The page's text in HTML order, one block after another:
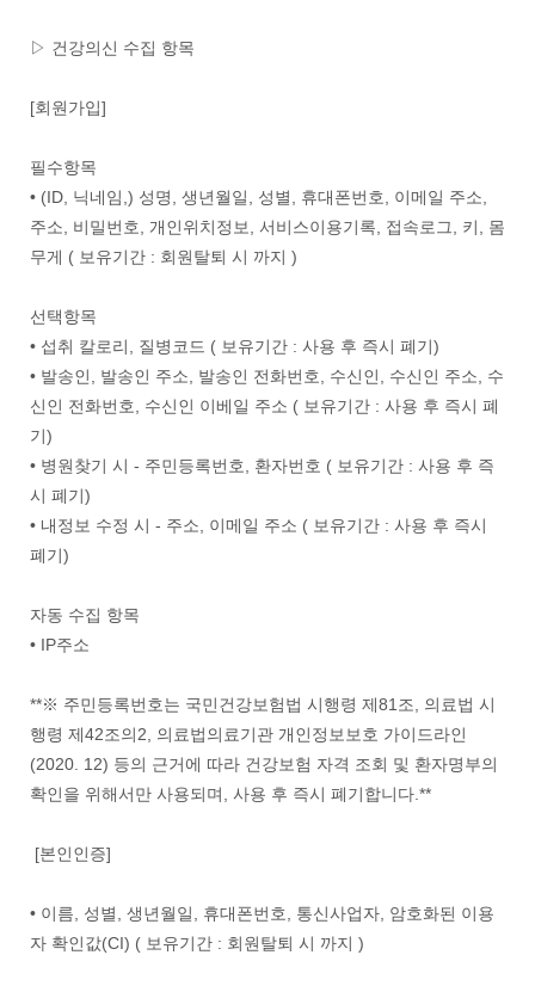
▷ 건강의신 수집 항목
[회원가입]
필수항목
• (ID, 닉네임,) 성명, 생년월일, 성별, 휴대폰번호, 이메일 주소,
주소, 비밀번호, 개인위치정보, 서비스이용기록, 접속로그, 키, 몸
무게 ( 보유기간 : 회원탈퇴 시 까지 )
선택항목
• 섭취 칼로리, 질병코드 ( 보유기간 : 사용 후 즉시 폐기)
• 발송인, 발송인 주소, 발송인 전화번호, 수신인, 수신인 주소, 수
신인 전화번호, 수신인 이베일 주소 ( 보유기간 : 사용 후 즉시 폐
기)
• 병원찾기 시 - 주민등록번호, 환자번호 ( 보유기간 : 사용 후 즉
시 폐기)
• 내정보 수정 시 - 주소, 이메일 주소 ( 보유기간 : 사용 후 즉시
폐기)
자동 수집 항목
• IP주소
**※ 주민등록번호는 국민건강보험법 시행령 제81조, 의료법 시
행령 제42조의2, 의료법의료기관 개인정보보호 가이드라인
(2020. 12) 등의 근거에 따라 건강보험 자격 조회 및 환자명부의
확인을 위해서만 사용되며, 사용 후 즉시 폐기합니다.**
[본인인증]
• 이름, 성별, 생년월일, 휴대폰번호, 통신사업자, 암호화된 이용
자 확인값(CI) ( 보유기간 : 회원탈퇴 시 까지 )